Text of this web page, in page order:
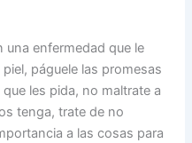
una enfermedad que le
páguele las promesas
les pida, no maltrate a
tenga, trate de no
a las cosas para